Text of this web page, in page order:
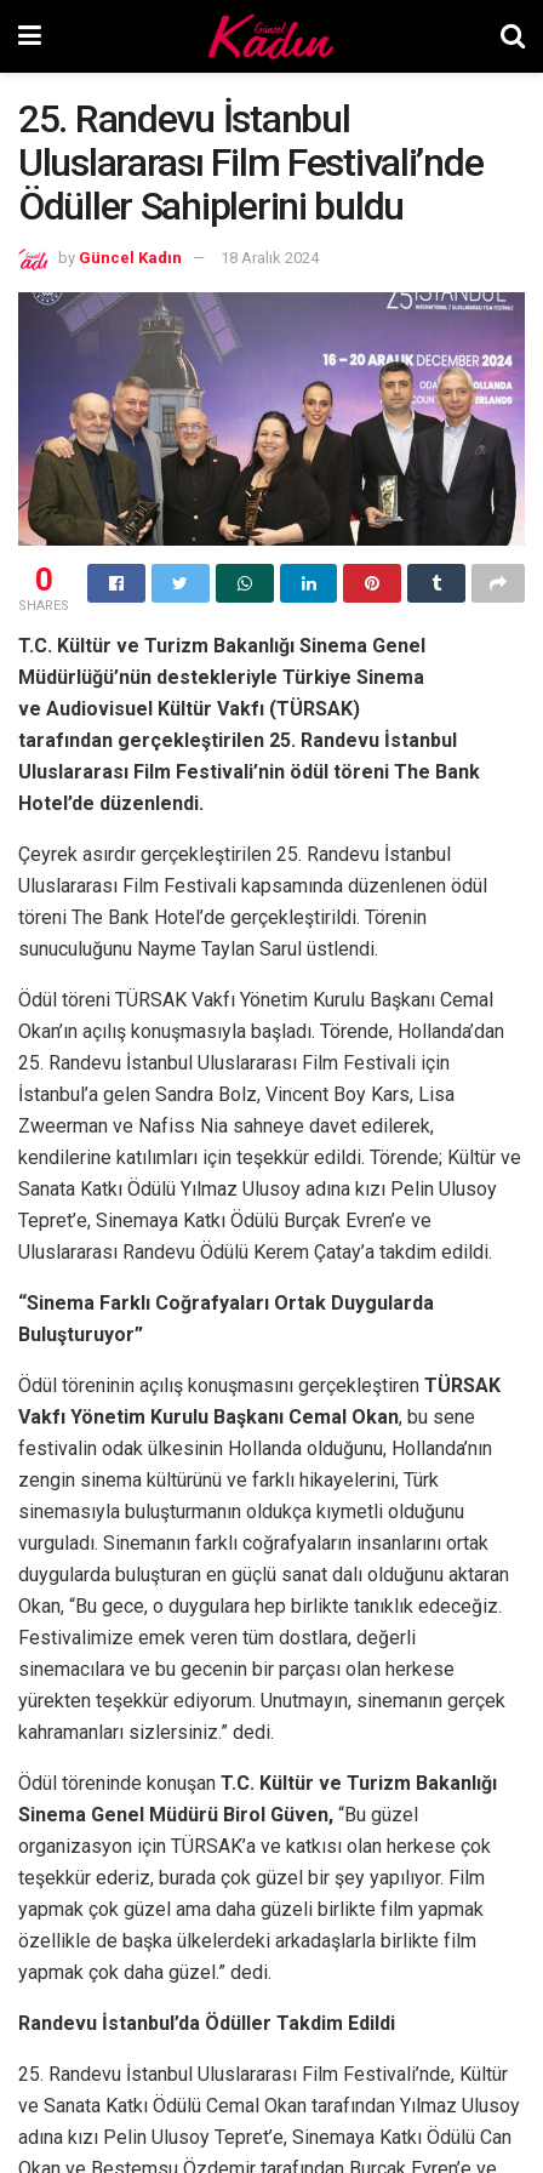
25. Randevu İstanbul
Uluslararası Film Festivali’nde
Ödüller Sahiplerini buldu
by Güncel Kadın 18 Aralık 2024
0
SHARES
T.C. Kültür ve Turizm Bakanlığı Sinema Genel
Müdürlüğü’nün destekleriyle Türkiye Sinema
ve Audiovisuel Kültür Vakfı (TÜRSAK)
tarafından gerçekleştirilen 25. Randevu İstanbul
Uluslararası Film Festivali’nin ödül töreni The Bank
Hotel’de düzenlendi.
Çeyrek asırdır gerçekleştirilen 25. Randevu İstanbul
Uluslararası Film Festivali kapsamında düzenlenen ödül
töreni The Bank Hotel’de gerçekleştirildi. Törenin
sunuculuğunu Nayme Taylan Sarul üstlendi.
Ödül töreni TÜRSAK Vakfı Yönetim Kurulu Başkanı Cemal
Okan’ın açılış konuşmasıyla başladı. Törende, Hollanda’dan
25. Randevu İstanbul Uluslararası Film Festivali için
İstanbul’a gelen Sandra Bolz, Vincent Boy Kars, Lisa
Zweerman ve Nafiss Nia sahneye davet edilerek,
kendilerine katılımları için teşekkür edildi. Törende; Kültür ve
Sanata Katkı Ödülü Yılmaz Ulusoy adına kızı Pelin Ulusoy
Tepret’e, Sinemaya Katkı Ödülü Burçak Evren’e ve
Uluslararası Randevu Ödülü Kerem Çatay’a takdim edildi.
“Sinema Farklı Coğrafyaları Ortak Duygularda
Buluşturuyor”
Ödül töreninin açılış konuşmasını gerçekleştiren TÜRSAK
Vakfı Yönetim Kurulu Başkanı Cemal Okan, bu sene
festivalin odak ülkesinin Hollanda olduğunu, Hollanda’nın
zengin sinema kültürünü ve farklı hikayelerini, Türk
sinemasıyla buluşturmanın oldukça kıymetli olduğunu
vurguladı. Sinemanın farklı coğrafyaların insanlarını ortak
duygularda buluşturan en güçlü sanat dalı olduğunu aktaran
Okan, “Bu gece, o duygulara hep birlikte tanıklık edeceğiz.
Festivalimize emek veren tüm dostlara, değerli
sinemacılara ve bu gecenin bir parçası olan herkese
yürekten teşekkür ediyorum. Unutmayın, sinemanın gerçek
kahramanları sizlersiniz.” dedi.
Ödül töreninde konuşan T.C. Kültür ve Turizm Bakanlığı
Sinema Genel Müdürü Birol Güven, “Bu güzel
organizasyon için TÜRSAK’a ve katkısı olan herkese çok
teşekkür ederiz, burada çok güzel bir şey yapılıyor. Film
yapmak çok güzel ama daha güzeli birlikte film yapmak
özellikle de başka ülkelerdeki arkadaşlarla birlikte film
yapmak çok daha güzel.” dedi.
Randevu İstanbul’da Ödüller Takdim Edildi
25. Randevu İstanbul Uluslararası Film Festivali’nde, Kültür
ve Sanata Katkı Ödülü Cemal Okan tarafından Yılmaz Ulusoy
adına kızı Pelin Ulusoy Tepret’e, Sinemaya Katkı Ödülü Can